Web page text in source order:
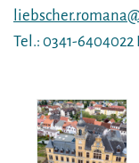
Tel.: 0341-